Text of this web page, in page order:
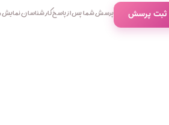
ثبت پرسش پرسش شما پس از پاسخ کارشناسان نمایش